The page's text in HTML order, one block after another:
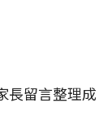
長留言整理